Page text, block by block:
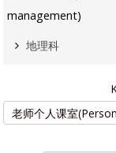
management)
地理科